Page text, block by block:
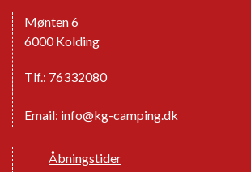
Mønten 6
6000 Kolding
Tlf.: 76332080
Email: info@kg-camping.dk
Åbningstider